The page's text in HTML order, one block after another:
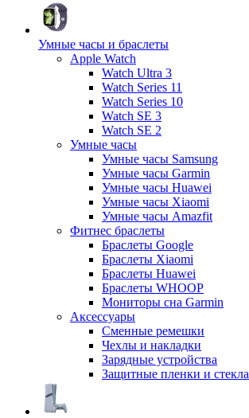
Умные часы и браслеты
Apple Watch
Watch Ultra 3
Watch Series 11
Watch Series 10
Watch SE 3
Watch SE 2
Умные часы
Умные часы Samsung
Умные часы Garmin
Умные часы Huawei
Умные часы Xiaomi
Умные часы Amazfit
Фитнес браслеты
Браслеты Google
Браслеты Xiaomi
Браслеты Huawei
Браслеты WHOOP
Мониторы сна Garmin
Аксессуары
Сменные ремешки
Чехлы и накладки
Зарядные устройства
Защитные пленки и стекла